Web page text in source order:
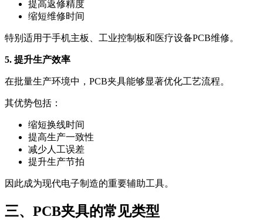
提高返修精度
缩短维修时间
特别适用于手机主板、工业控制板和医疗设备PCB维修。
5. 提升生产效率
在批量生产环境中，PCB夹具能够显著优化工艺流程。
其优势包括：
缩短换线时间
提高生产一致性
减少人工误差
提升生产节拍
因此成为现代电子制造的重要辅助工具。
三、PCB夹具的常见类型